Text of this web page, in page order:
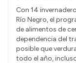
Convocatorias
Intranet
Login
Con 14
Río Negro, el
de alimentos de
dependencia del
posible que
todo el año,